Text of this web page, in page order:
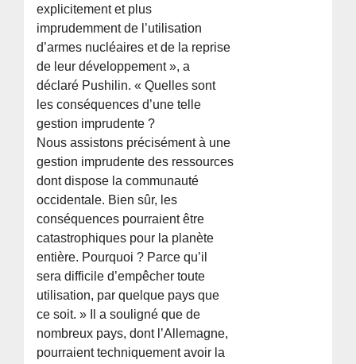
explicitement et plus
imprudemment de l’utilisation
d’armes nucléaires et de la reprise
de leur développement », a
déclaré Pushilin. « Quelles sont
les conséquences d’une telle
gestion imprudente ?
Nous assistons précisément à une
gestion imprudente des ressources
dont dispose la communauté
occidentale. Bien sûr, les
conséquences pourraient être
catastrophiques pour la planète
entière. Pourquoi ? Parce qu’il
sera difficile d’empêcher toute
utilisation, par quelque pays que
ce soit. » Il a souligné que de
nombreux pays, dont l’Allemagne,
pourraient techniquement avoir la